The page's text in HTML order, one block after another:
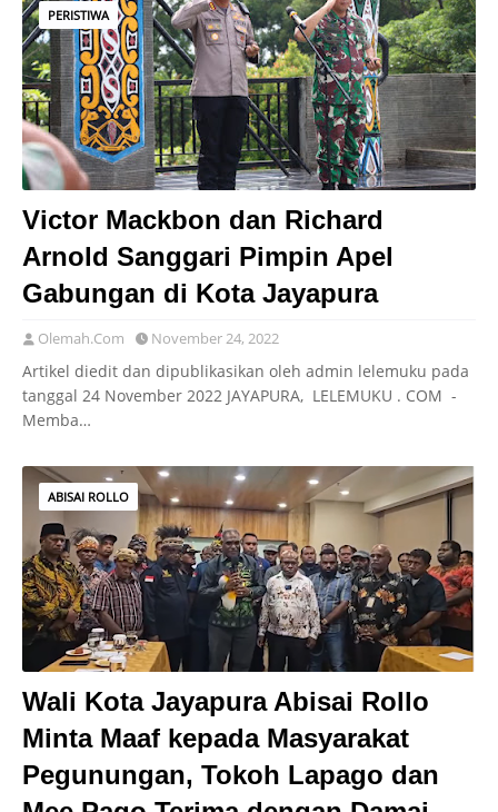
PERISTIWA
Victor Mackbon dan Richard
Arnold Sanggari Pimpin Apel
Gabungan di Kota Jayapura
Olemah.Com November 24, 2022
Artikel diedit dan dipublikasikan oleh admin lelemuku pada
tanggal 24 November 2022 JAYAPURA, LELEMUKU . COM -
Memba…
ABISAI ROLLO
Wali Kota Jayapura Abisai Rollo
Minta Maaf kepada Masyarakat
Pegunungan, Tokoh Lapago dan